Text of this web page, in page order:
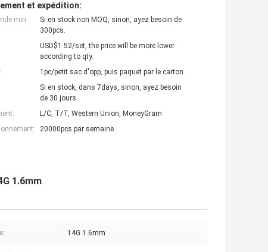
et expédition:
min:
Si en stock non MOQ, sinon, ayez besoin de
300pcs.
USD$1.52/set, the price will be more lower
according to qty.
1pc/petit sac d'opp, puis paquet par le carton
Si en stock, dans 7days, sinon, ayez besoin
de 30 jours.
L/C, T/T, Western Union, MoneyGram
20000pcs par semaine
1.6mm
14G 1.6mm